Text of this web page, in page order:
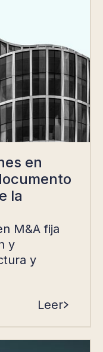
en
la
M&A fija
y
y
Leer